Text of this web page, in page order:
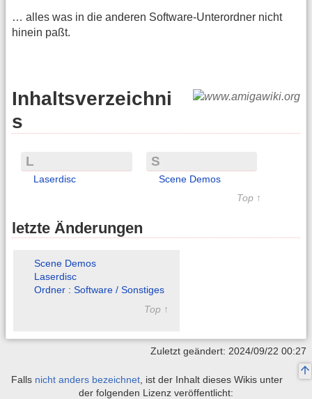
… alles was in die anderen Software-Unterordner nicht
hinein paßt.
Inhaltsverzeichni
s
L
Laserdisc
S
Scene Demos
Top ↑
letzte Änderungen
Scene Demos
Laserdisc
Ordner : Software / Sonstiges
Top ↑
Zuletzt geändert: 2024/09/22 00:27
Falls nicht anders bezeichnet , ist der Inhalt dieses Wikis unter
der folgenden Lizenz veröffentlicht: